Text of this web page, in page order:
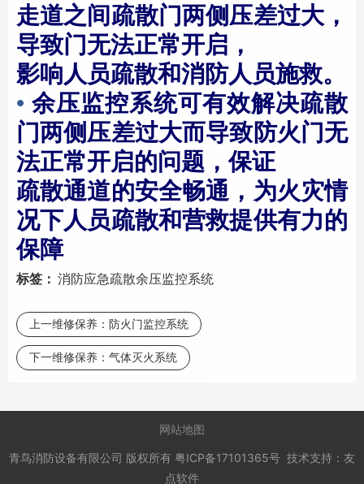
走道之间疏散门两侧压差过大，
导致门无法正常开启，
影响人员疏散和消防人员施救。
• 余压监控系统可有效解决疏散
门两侧压差过大而导致防火门无
法正常开启的问题，保证
疏散通道的安全畅通，为火灾情
况下人员疏散和营救提供有力的
保障
标签： 消防应急疏散余压监控系统
上一维修保养： 防火门监控系统
下一维修保养： 气体灭火系统
网站地图
青鸟消防设备有限公司 版权所有 粤ICP备17101365号 技术支持： 友
点软件